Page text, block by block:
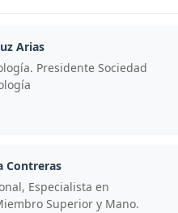
Arias
Presidente Sociedad
Contreras
Especialista en
Superior y Mano.